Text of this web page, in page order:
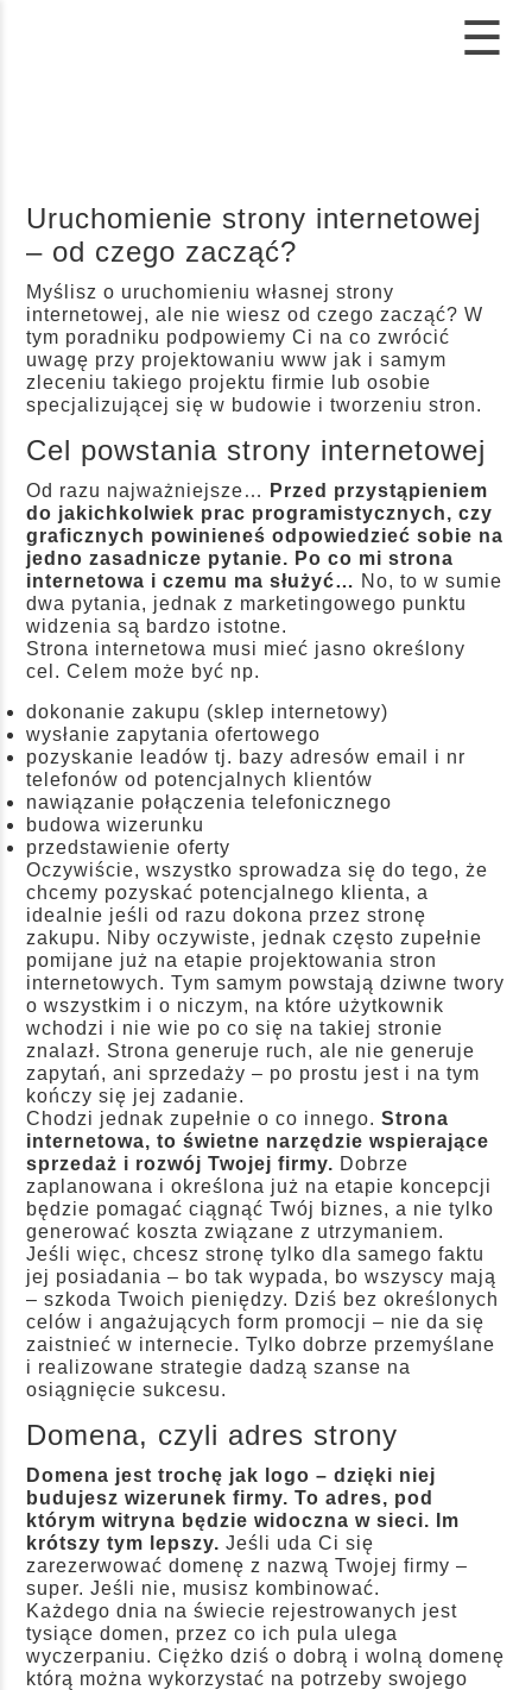
☰
Uruchomienie strony internetowej
– od czego zacząć?
Myślisz o uruchomieniu własnej strony
internetowej, ale nie wiesz od czego zacząć? W
tym poradniku podpowiemy Ci na co zwrócić
uwagę przy projektowaniu www jak i samym
zleceniu takiego projektu firmie lub osobie
specjalizującej się w budowie i tworzeniu stron.
Cel powstania strony internetowej
Od razu najważniejsze…
Przed przystąpieniem
do jakichkolwiek prac programistycznych, czy
graficznych powinieneś odpowiedzieć sobie na
jedno zasadnicze pytanie. Po co mi strona
internetowa i czemu ma służyć… No, to w sumie
dwa pytania, jednak z marketingowego punktu
widzenia są bardzo istotne.
Strona internetowa musi mieć jasno określony
cel. Celem może być np.
dokonanie zakupu (sklep internetowy)
wysłanie zapytania ofertowego
pozyskanie leadów tj. bazy adresów email i nr
telefonów od potencjalnych klientów
nawiązanie połączenia telefonicznego
budowa wizerunku
przedstawienie oferty
Oczywiście, wszystko sprowadza się do tego, że
chcemy pozyskać potencjalnego klienta, a
idealnie jeśli od razu dokona przez stronę
zakupu. Niby oczywiste, jednak często zupełnie
pomijane już na etapie projektowania stron
internetowych. Tym samym powstają dziwne twory
o wszystkim i o niczym, na które użytkownik
wchodzi i nie wie po co się na takiej stronie
znalazł. Strona generuje ruch, ale nie generuje
zapytań, ani sprzedaży – po prostu jest i na tym
kończy się jej zadanie.
Chodzi jednak zupełnie o co innego.Strona
internetowa, to świetne narzędzie wspierające
sprzedaż i rozwój Twojej firmy. Dobrze
zaplanowana i określona już na etapie koncepcji
będzie pomagać ciągnąć Twój biznes, a nie tylko
generować koszta związane z utrzymaniem.
Jeśli więc, chcesz stronę tylko dla samego faktu
jej posiadania – bo tak wypada, bo wszyscy mają
– szkoda Twoich pieniędzy. Dziś bez określonych
celów i angażujących form promocji – nie da się
zaistnieć w internecie. Tylko dobrze przemyślane
i realizowane strategie dadzą szanse na
osiągnięcie sukcesu.
Domena, czyli adres strony
Domena jest trochę jak logo – dzięki niej
budujesz wizerunek firmy. To adres, pod
którym witryna będzie widoczna w sieci. Im
krótszy tym lepszy. Jeśli uda Ci się
zarezerwować domenę z nazwą Twojej firmy –
super. Jeśli nie, musisz kombinować.
Każdego dnia na świecie rejestrowanych jest
tysiące domen, przez co ich pula ulega
wyczerpaniu. Ciężko dziś o dobrą i wolną domenę
którą można wykorzystać na potrzeby swojego